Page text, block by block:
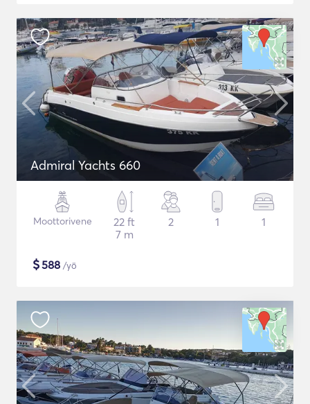
Admiral Yachts 660
Moottorivene
22 ft
7 m
2 1 1
$588 /yö